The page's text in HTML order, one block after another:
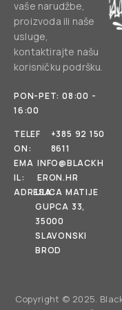
vaše narudžbe,
proizvoda ili naše
usluge,
kontaktirajte našu
korisničku podršku.
PON-PET: 08:00 -
16:00
TELEF
ON:
+385 92 150
8611
EMA
IL:
INFO@BLACKH
ERON.HR
ADRESA:ULICA MATIJE
GUPCA 33,
35000
SLAVONSKI
BROD
Copyright © 2025.